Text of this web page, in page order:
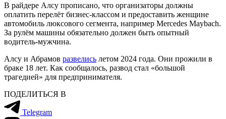
В райдере Алсу прописано, что организаторы должны
оплатить перелёт бизнес-классом и предоставить женщине
автомобиль люксового сегмента, например Mercedes Maybach.
За рулём машины обязательно должен быть опытный
водитель-мужчина.
Алсу и Абрамов развелись летом 2024 года. Они прожили в
браке 18 лет. Как сообщалось, развод стал «большой
трагедией» для предпринимателя.
ПОДЕЛИТЬСЯ В
Telegram